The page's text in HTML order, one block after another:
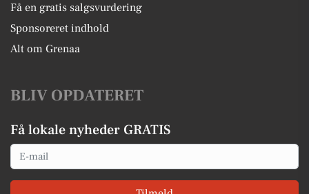
Få en gratis salgsvurdering
Sponsoreret indhold
Alt om Grenaa
BLIV OPDATERET
Få lokale nyheder GRATIS
Email